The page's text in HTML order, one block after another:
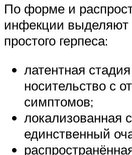
По форме и
инфекции выделяют
простого герпеса:
латентная
носительство с
симптомов;
локализованная
единственный